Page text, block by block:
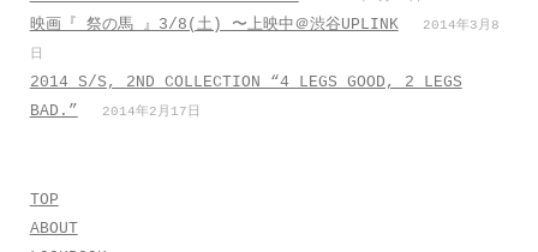
映画『 祭の馬 』3/8(土) 〜上映中＠渋谷UPLINK
2014年3月8
日
2014 S/S, 2ND COLLECTION “4 LEGS GOOD, 2 LEGS
BAD.”
2014年2月17日
TOP
ABOUT